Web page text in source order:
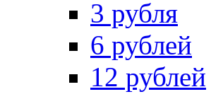
3 рубля
6 рублей
12 рублей